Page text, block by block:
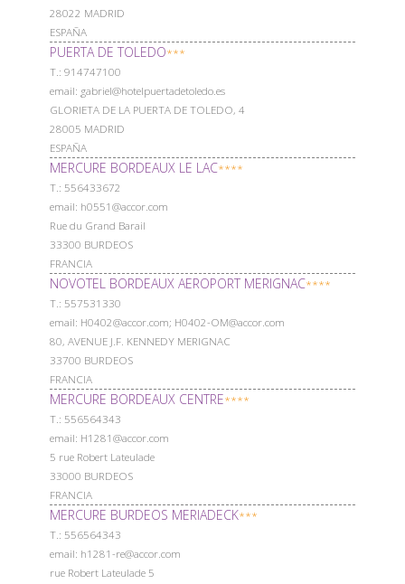
28022 MADRID
ESPAÑA
PUERTA DE TOLEDO***
Т.: 914747100
email: gabriel@hotelpuertadetoledo.es
GLORIETA DE LA PUERTA DE TOLEDO, 4
28005 MADRID
ESPAÑA
MERCURE BORDEAUX LE LAC****
Т.: 556433672
email: h0551@accor.com
Rue du Grand Barail
33300 BURDEOS
FRANCIA
NOVOTEL BORDEAUX AEROPORT MERIGNAC****
Т.: 557531330
email: H0402@accor.com; H0402-OM@accor.com
80, AVENUE J.F. KENNEDY MERIGNAC
33700 BURDEOS
FRANCIA
MERCURE BORDEAUX CENTRE****
Т.: 556564343
email: H1281@accor.com
5 rue Robert Lateulade
33000 BURDEOS
FRANCIA
MERCURE BURDEOS MERIADECK***
Т.: 556564343
email: h1281-re@accor.com
rue Robert Lateulade 5